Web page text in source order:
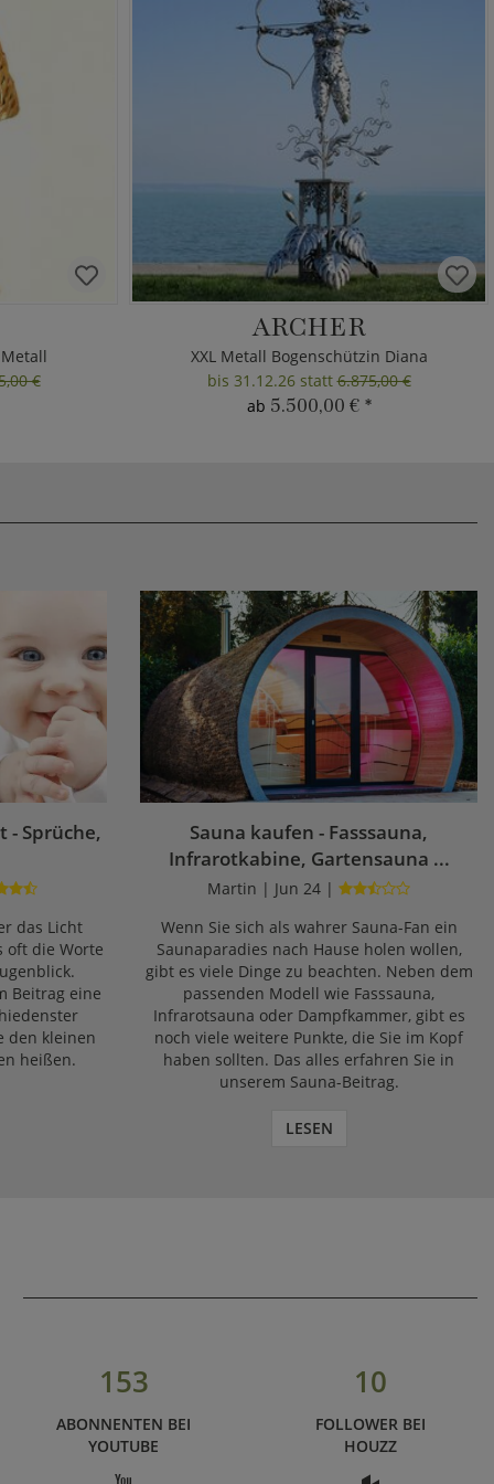
€
ARCHER
XXL Metall Bogenschützin Diana
bis 31.12.26 statt6.875,00 €
ab 5.500,00 € *
- Sprüche,
das Licht
oft die Worte
Beitrag eine
den kleinen
heißen.
Sauna kaufen - Fasssauna,
Infrarotkabine, Gartensauna ...
Martin | Jun 24 |
Wenn Sie sich als wahrer Sauna-Fan ein
Saunaparadies nach Hause holen wollen,
gibt es viele Dinge zu beachten. Neben dem
passenden Modell wie Fasssauna,
Infrarotsauna oder Dampfkammer, gibt es
noch viele weitere Punkte, die Sie im Kopf
haben sollten. Das alles erfahren Sie in
unserem Sauna-Beitrag.
LESEN
153
ABONNENTEN BEI
YOUTUBE
10
FOLLOWER BEI
HOUZZ